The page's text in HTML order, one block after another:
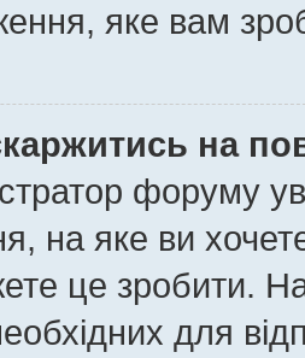
яке вам
на
форуму
на яке ви
це зробити.
для